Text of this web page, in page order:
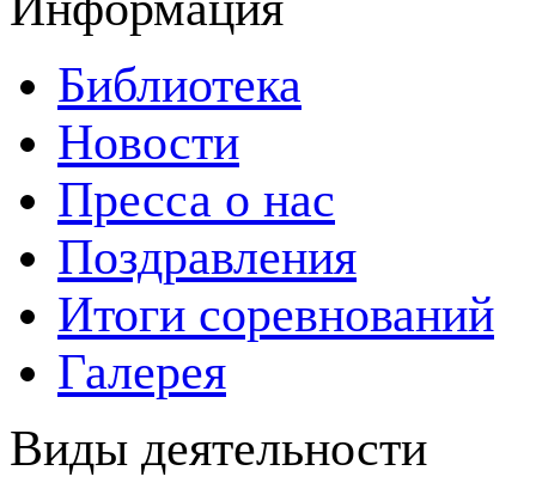
Библиотека
Новости
Пресса о нас
Поздравления
Итоги соревнований
Галерея
Виды деятельности